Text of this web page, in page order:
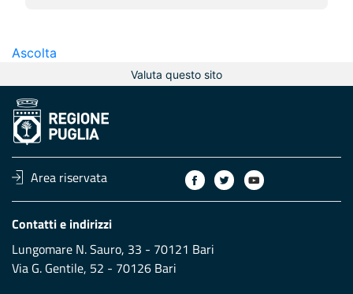
Ascolta
Valuta questo sito
Area riservata
Contatti e indirizzi
Lungomare N. Sauro, 33 - 70121 Bari
Via G. Gentile, 52 - 70126 Bari